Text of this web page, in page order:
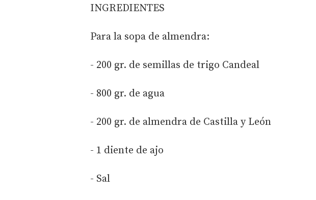
INGREDIENTES
Para la sopa de almendra:
- 200 gr. de semillas de trigo Candeal
- 800 gr. de agua
- 200 gr. de almendra de Castilla y León
- 1 diente de ajo
- Sal